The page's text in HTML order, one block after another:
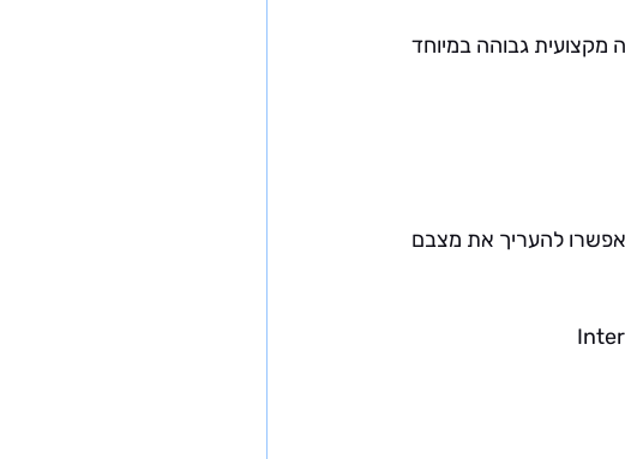
מקצועית גבוהה במיוחד
להעריך את מצבם